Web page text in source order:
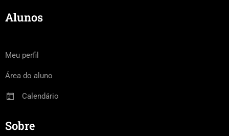
Alunos
Meu perfil
Área do aluno
Calendário
Sobre